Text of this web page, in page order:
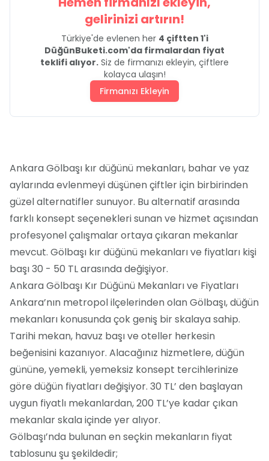
gelirinizi artırın!
Türkiye'de evlenen her 4 çiftten 1'i
DüğünBuketi.com'da firmalardan fiyat
teklifi alıyor. Siz de firmanızı ekleyin, çiftlere
kolayca ulaşın!
Firmanızı Ekleyin
Ankara Gölbaşı kır düğünü mekanları, bahar ve yaz
aylarında evlenmeyi düşünen çiftler için birbirinden
güzel alternatifler sunuyor. Bu alternatif arasında
farklı konsept seçenekleri sunan ve hizmet açısından
profesyonel çalışmalar ortaya çıkaran mekanlar
mevcut. Gölbaşı kır düğünü mekanları ve fiyatları kişi
başı 30 - 50 TL arasında değişiyor.
Ankara Gölbaşı Kır Düğünü Mekanları ve Fiyatları
Ankara’nın metropol ilçelerinden olan Gölbaşı, düğün
mekanları konusunda çok geniş bir skalaya sahip.
Tarihi mekan, havuz başı ve oteller herkesin
beğenisini kazanıyor. Alacağınız hizmetlere, düğün
gününe, yemekli, yemeksiz konsept tercihlerinize
göre düğün fiyatları değişiyor. 30 TL’ den başlayan
uygun fiyatlı mekanlardan, 200 TL’ye kadar çıkan
mekanlar skala içinde yer alıyor.
Gölbaşı’nda bulunan en seçkin mekanların fiyat
tablosunu şu şekildedir;